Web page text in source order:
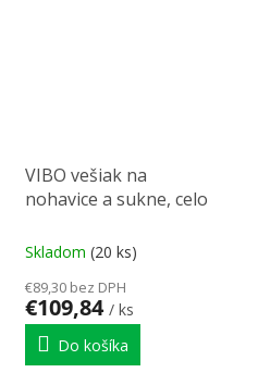
VIBO vešiak na
nohavice a sukne, celo
Skladom (20 ks)
€89,30 bez DPH
€109,84 / ks
Do košíka